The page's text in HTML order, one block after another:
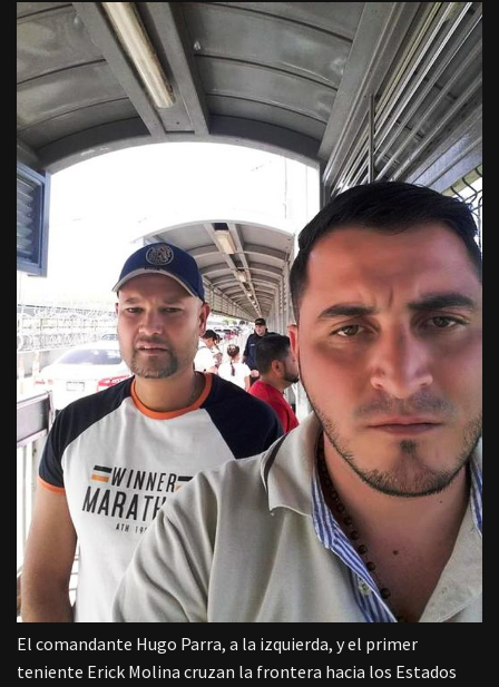
El comandante Hugo Parra, a la izquierda, y el primer
teniente Erick Molina cruzan la frontera hacia los Estados